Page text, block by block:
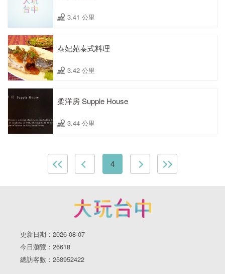
3.41 公里
泰妃苑泰式料理
3.42 公里
柔洋房 Supple House
3.44 公里
4
更新日期：2026-08-07
今日瀏覽：26618
總訪客數：258952422